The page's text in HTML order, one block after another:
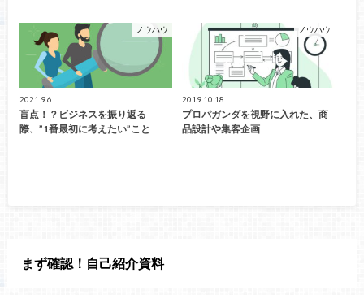
ノウハウ
2021.9.6
盲点！？ビジネスを振り返る
際、”1番最初に考えたい”こと
ノウハウ
2019.10.18
プロパガンダを視野に入れた、商
品設計や集客企画
まず確認！自己紹介資料